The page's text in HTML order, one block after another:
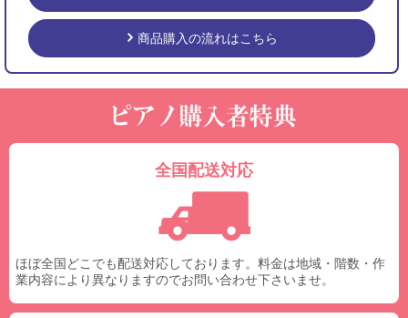
商品購入の流れはこちら
全国配送対応
ほぼ全国どこでも配送対応しております。料金は地域・階数・作
業内容により異なりますのでお問い合わせ下さいませ。